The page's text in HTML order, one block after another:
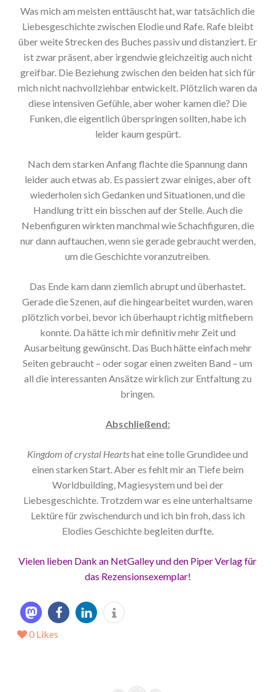
Was mich am meisten enttäuscht hat, war tatsächlich die
Liebesgeschichte zwischen Elodie und Rafe. Rafe bleibt
über weite Strecken des Buches passiv und distanziert. Er
ist zwar präsent, aber irgendwie gleichzeitig auch nicht
greifbar. Die Beziehung zwischen den beiden hat sich für
mich nicht nachvollziehbar entwickelt. Plötzlich waren da
diese intensiven Gefühle, aber woher kamen die? Die
Funken, die eigentlich überspringen sollten, habe ich
leider kaum gespürt.
Nach dem starken Anfang flachte die Spannung dann
leider auch etwas ab. Es passiert zwar einiges, aber oft
wiederholen sich Gedanken und Situationen, und die
Handlung tritt ein bisschen auf der Stelle. Auch die
Nebenfiguren wirkten manchmal wie Schachfiguren, die
nur dann auftauchen, wenn sie gerade gebraucht werden,
um die Geschichte voranzutreiben.
Das Ende kam dann ziemlich abrupt und überhastet.
Gerade die Szenen, auf die hingearbeitet wurden, waren
plötzlich vorbei, bevor ich überhaupt richtig mitfiebern
konnte. Da hätte ich mir definitiv mehr Zeit und
Ausarbeitung gewünscht. Das Buch hätte einfach mehr
Seiten gebraucht – oder sogar einen zweiten Band – um
all die interessanten Ansätze wirklich zur Entfaltung zu
bringen.
Abschließend:
Kingdom of crystal Heartshat eine tolle Grundidee und
einen starken Start. Aber es fehlt mir an Tiefe beim
Worldbuilding, Magiesystem und bei der
Liebesgeschichte. Trotzdem war es eine unterhaltsame
Lektüre für zwischendurch und ich bin froh, dass ich
Elodies Geschichte begleiten durfte.
Vielen lieben Dank an NetGalley und den Piper Verlag für
das Rezensionsexemplar!
0 Likes